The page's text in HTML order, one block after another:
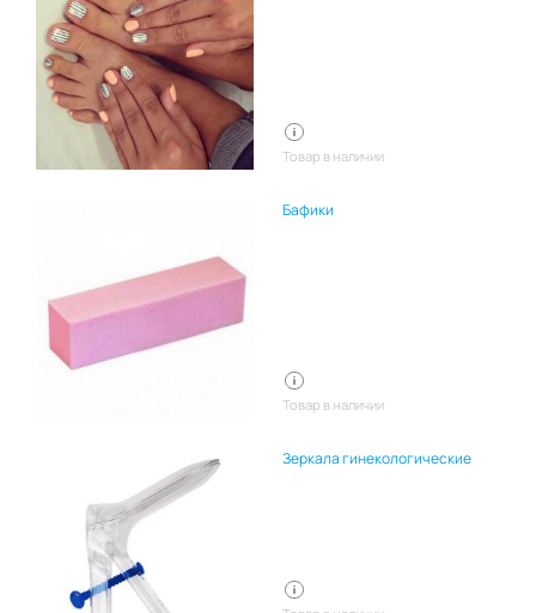
Товар в наличии
Бафики
Товар в наличии
Зеркала гинекологические